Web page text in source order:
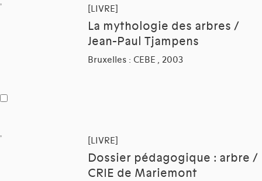
[LIVRE]
La mythologie des arbres /
Jean-Paul Tjampens
Bruxelles : CEBE , 2003
[LIVRE]
Dossier pédagogique : arbre /
CRIE de Mariemont